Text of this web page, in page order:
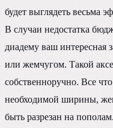
будет выглядеть весьма
В случаи недостатка
диадему ваш интересная
или жемчугом. Такой
собственноручно. Все
необходимой ширины,
быть разрезан на